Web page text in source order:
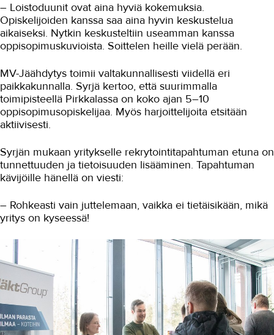
– Loistoduunit ovat aina hyviä kokemuksia.
Opiskelijoiden kanssa saa aina hyvin keskustelua
aikaiseksi. Nytkin keskusteltiin useamman kanssa
oppisopimuskuvioista. Soittelen heille vielä perään.
MV-Jäähdytys toimii valtakunnallisesti viidellä eri
paikkakunnalla. Syrjä kertoo, että suurimmalla
toimipisteellä Pirkkalassa on koko ajan 5–10
oppisopimusopiskelijaa. Myös harjoittelijoita etsitään
aktiivisesti.
Syrjän mukaan yritykselle rekrytointitapahtuman etuna on
tunnettuuden ja tietoisuuden lisääminen. Tapahtuman
kävijöille hänellä on viesti:
– Rohkeasti vain juttelemaan, vaikka ei tietäisikään, mikä
yritys on kyseessä!